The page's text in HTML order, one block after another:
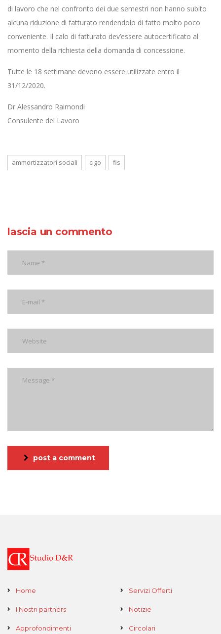
di lavoro che nel confronto dei due semestri non hanno subito
alcuna riduzione di fatturato rendendolo di fatto molto poco
conveniente. Il calo di fatturato dev’essere autocertificato al
momento della richiesta della domanda di concessione.
Tutte le 18 settimane devono essere utilizzate entro il
31/12/2020.
Dr Alessandro Raimondi
Consulente del Lavoro
ammortizzatori sociali cigo fis
lascia un commento
post a comment
Home Servizi Offerti
I Nostri partners Notizie
Approfondimenti Circolari